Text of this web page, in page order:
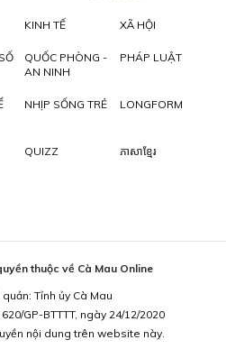
KINH TẾ XÃ HỘI
QUỐC PHÒNG -
AN NINH
PHÁP LUẬT
NHỊP SỐNG TRẺ LONGFORM
QUIZZ ភាសាខ្មែរ
thuộc về Cà Mau Online
Tỉnh ủy Cà Mau
GP-BTTTT, ngày 24/12/2020
nội dung trên website này.